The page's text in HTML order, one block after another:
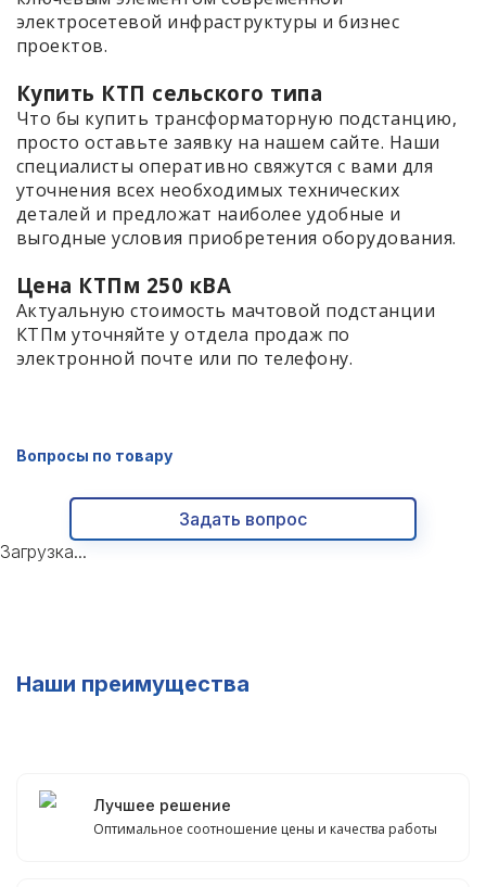
электросетевой инфраструктуры и бизнес
проектов.
Купить КТП сельского типа
Что бы купить трансформаторную подстанцию,
просто оставьте заявку на нашем сайте. Наши
специалисты оперативно свяжутся с вами для
уточнения всех необходимых технических
деталей и предложат наиболее удобные и
выгодные условия приобретения оборудования.
Цена КТПм 250 кВА
Актуальную стоимость мачтовой подстанции
КТПм уточняйте у отдела продаж по
электронной почте или по телефону.
Вопросы по товару
Задать вопрос
Загрузка...
Наши преимущества
Лучшее решение
Оптимальное соотношение цены и качества работы